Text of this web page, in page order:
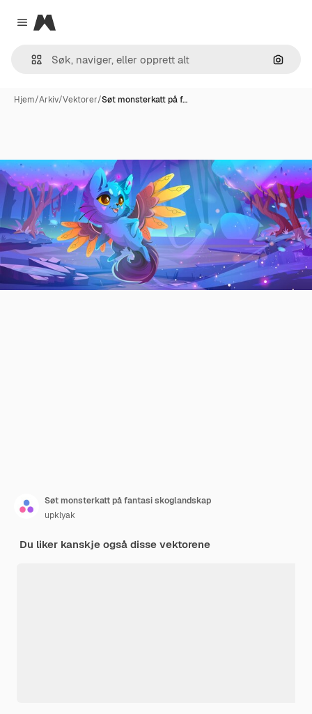
Close menu
Magnific
Søk
Hjem/Arkiv/Vektorer/Søt monsterkatt på f…
Søt monsterkatt på fantasi skoglandskap
upklyak
Du liker kanskje også disse vektorene